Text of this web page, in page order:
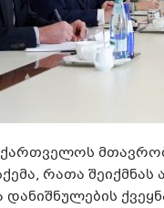
რათა